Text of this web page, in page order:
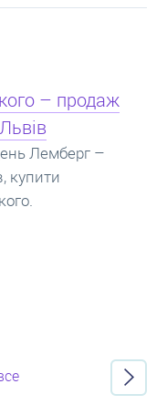
іпотека
житло під
іпотеку – що
Експертів